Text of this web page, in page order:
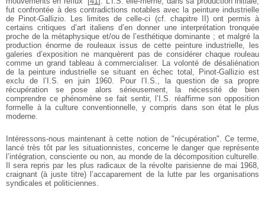
fut confrontée à des contradictions notables avec la peinture industrielle
de Pinot-Gallizio. Les limites de celle-ci (cf. chapitre II) ont permis à
certains critiques d’art italiens d’en donner une interprétation tronquée
proche de la métaphysique et/ou de l’esthétique dominante ; et malgré la
production énorme de rouleaux issus de cette peinture industrielle, les
galeries d’exposition ne manquèrent pas de considérer chaque rouleau
comme un grand tableau à commercialiser. La volonté de désaliénation
de la peinture industrielle se situant en échec total, Pinot-Gallizio est
exclu de l’I.S. en juin 1960. Pour l’I.S., la question de sa propre
récupération se pose alors sérieusement, la nécessité de bien
comprendre ce phénomène se fait sentir, l’I.S. réaffirme son opposition
formelle à la culture conventionnelle, y compris dans son état le plus
moderne.
Intéressons-nous maintenant à cette notion de "récupération". Ce terme,
lancé très tôt par les situationnistes, concerne le danger que représente
l’intégration, consciente ou non, au monde de la décomposition culturelle.
Il sera repris par les plus radicaux de la révolte parisienne de mai 1968,
craignant (à juste titre) l’accaparement de la lutte par les organisations
syndicales et politiciennes.